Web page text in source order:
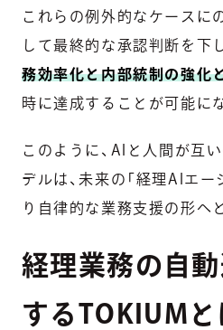
これらの例外的なケースに
して最終的な承認判断を下
務効率化と内部統制の強化
時に達成することが可能に
このように、AIと人間が互
デルは、未来の「経理AIエー
り自律的な業務支援の形へ
経理業務の自
するTOKIUMと